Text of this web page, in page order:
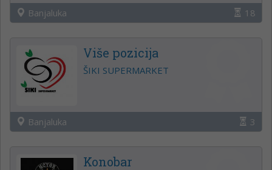
Banjaluka 18
Više pozicija
ŠIKI SUPERMARKET
Banjaluka 3
Konobar